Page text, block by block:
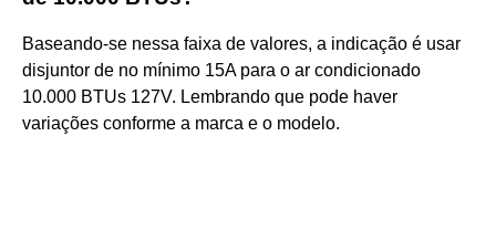
Baseando-se nessa faixa de valores, a indicação é usar
disjuntor de no mínimo 15A para o ar condicionado
10.000 BTUs 127V. Lembrando que pode haver
variações conforme a marca e o modelo.